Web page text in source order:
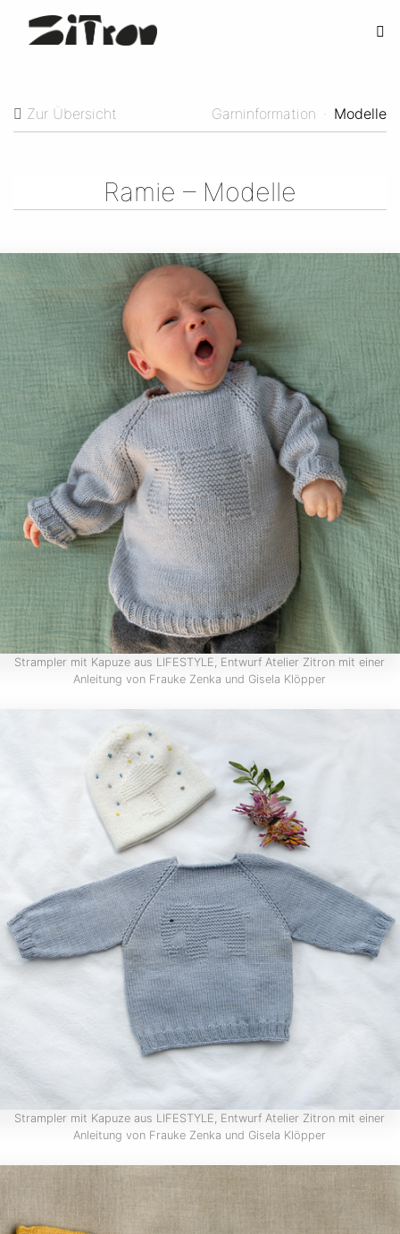
Zur Übersicht Garninformation · Modelle
Ramie – Modelle
Strampler mit Kapuze aus LIFESTYLE, Entwurf Atelier Zitron mit einer
Anleitung von Frauke Zenka und Gisela Klöpper
Strampler mit Kapuze aus LIFESTYLE, Entwurf Atelier Zitron mit einer
Anleitung von Frauke Zenka und Gisela Klöpper